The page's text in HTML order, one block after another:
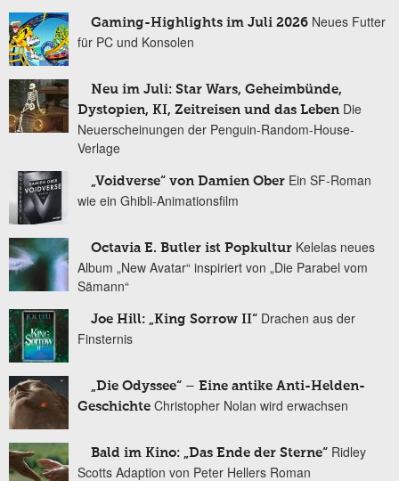
Gaming-Highlights im Juli 2026 Neues Futter
für PC und Konsolen
Neu im Juli: Star Wars, Geheimbünde,
Dystopien, KI, Zeitreisen und das Leben Die
Neuerscheinungen der Penguin-Random-House-
Verlage
„Voidverse“ von Damien Ober Ein SF-Roman
wie ein Ghibli-Animationsfilm
Octavia E. Butler ist Popkultur Kelelas neues
Album „New Avatar“ inspiriert von „Die Parabel vom
Sämann“
Joe Hill: „King Sorrow II“ Drachen aus der
Finsternis
„Die Odyssee“ – Eine antike Anti-Helden-
Geschichte Christopher Nolan wird erwachsen
Bald im Kino: „Das Ende der Sterne“ Ridley
Scotts Adaption von Peter Hellers Roman